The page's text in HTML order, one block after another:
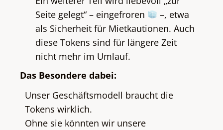
Seite gelegt“ – eingefroren
–, etwa
als Sicherheit für Mietkautionen. Auch
diese Tokens sind für längere Zeit
nicht mehr im Umlauf.
Das Besondere dabei:
Unser Geschäftsmodell braucht die
Tokens wirklich.
Ohne sie könnten wir unsere